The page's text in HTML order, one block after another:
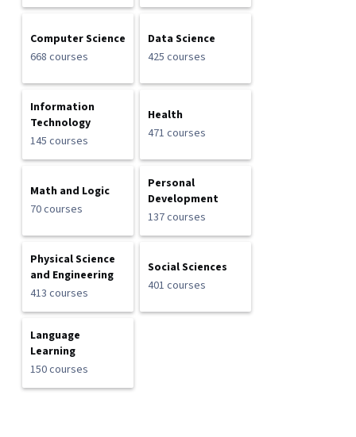
Computer Science
668 courses
Data Science
425 courses
Information
Technology
145 courses
Health
471 courses
Math and Logic
70 courses
Personal
Development
137 courses
Physical Science
and Engineering
413 courses
Social Sciences
401 courses
Language
Learning
150 courses